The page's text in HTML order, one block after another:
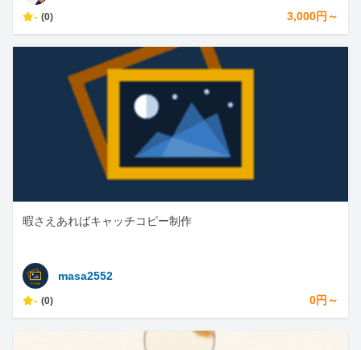
- (0) 3,000円～
暇さえあればキャッチコピー制作
masa2552
- (0) 0円～